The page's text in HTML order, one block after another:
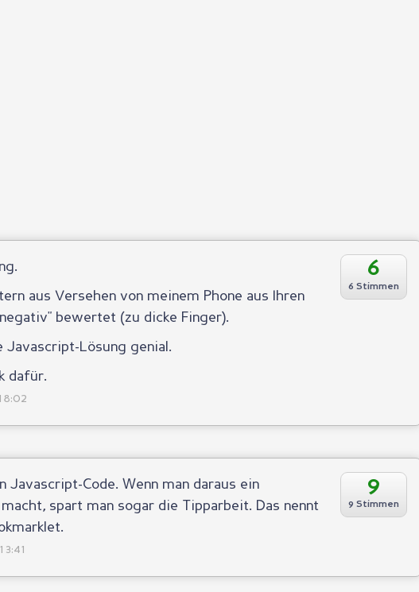
6
6 Stimmen
aus Versehen von meinem Phone aus Ihren
bewertet (zu dicke Finger).
Javascript-Lösung genial.
dafür.
9
9 Stimmen
Javascript-Code. Wenn man daraus ein
spart man sogar die Tipparbeit. Das nennt